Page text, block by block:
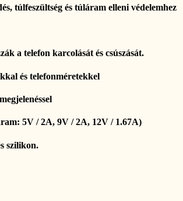
túlfeszültség és túláram elleni védelemhez
a telefon karcolását és csúszását.
és telefonméretekkel
5V / 2A, 9V / 2A, 12V / 1.67A)
szilikon.